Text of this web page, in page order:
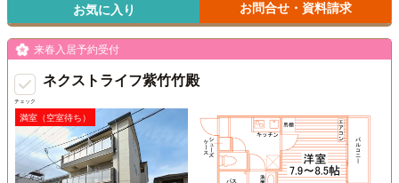
お気に入り お問合せ・資料請求
チェック
来春入居予約受付
ネクストライフ紫竹竹殿
満室（空室待ち）